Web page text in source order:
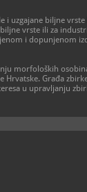
i uzgajane biljne
vrste ili za
i dopunjenom
morfoloških
Građa
u upravljanju